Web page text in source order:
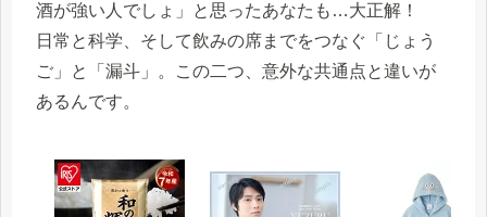
酒が強い人でしょ」と思ったあなたも…大正解！
日常と科学、そして飲みの席までをつなぐ「じょう
ご」と「漏斗」。この二つ、意外な共通点と違いが
あるんです。